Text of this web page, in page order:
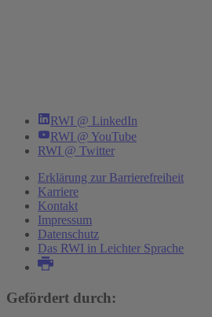
RWI @ LinkedIn
RWI @ YouTube
RWI @ Twitter
Erklärung zur Barrierefreiheit
Karriere
Kontakt
Impressum
Datenschutz
Das RWI in Leichter Sprache
Gefördert durch: